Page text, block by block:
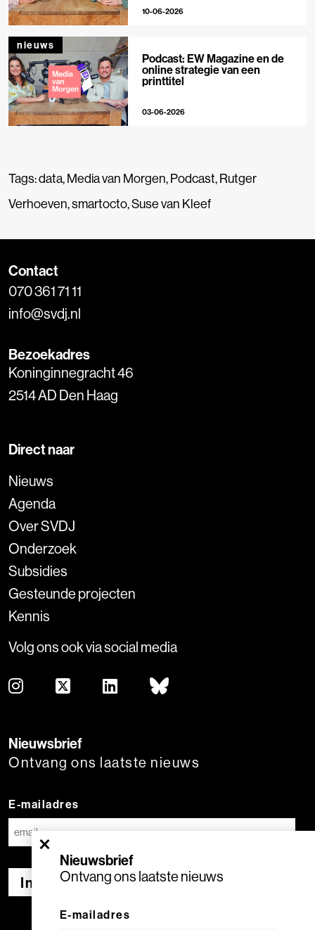
10-06-2026
nieuws
Podcast: EW Magazine en de
online strategie van een
printtitel
03-06-2026
Tags:data,Media van Morgen,Podcast,Rutger
Verhoeven,smartocto,Suse van Kleef
×
Nieuwsbrief
Ontvang ons laatste nieuws
E-mailadres
Contact
070 361 71 11
info@svdj.nl
Bezoekadres
Koninginnegracht 46
2514 AD Den Haag
Direct naar
Nieuws
Agenda
Over SVDJ
Onderzoek
Subsidies
Gesteunde projecten
Kennis
Volg ons ook via social media
Nieuwsbrief
Ontvang ons laatste nieuws
E-mailadres
Inschrijven